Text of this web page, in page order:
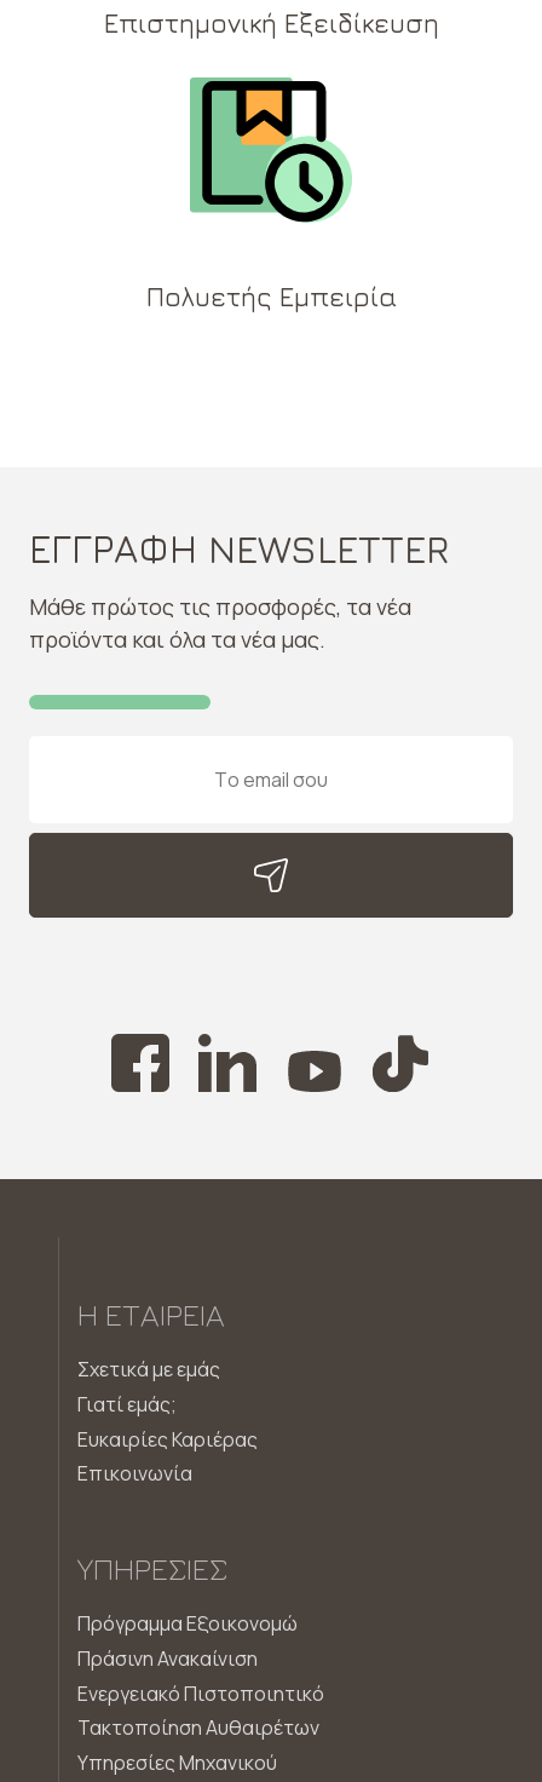
Επιστημονική Εξειδίκευση
Πολυετής Εμπειρία
ΕΓΓΡΑΦΗ NEWSLETTER
Μάθε πρώτος τις προσφορές, τα νέα
προϊόντα και όλα τα νέα μας.
Η ΕΤΑΙΡΕΊΑ
Σχετικά με εμάς
Γιατί εμάς;
Ευκαιρίες Καριέρας
Επικοινωνία
ΥΠΗΡΕΣΊΕΣ
Πρόγραμμα Εξοικονομώ
Πράσινη Ανακαίνιση
Ενεργειακό Πιστοποιητικό
Τακτοποίηση Αυθαιρέτων
Υπηρεσίες Μηχανικού